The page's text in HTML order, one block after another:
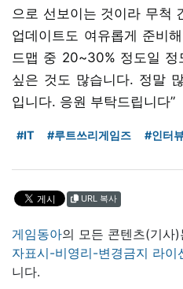
으로 선보이는 것이라 무척
업데이트도 여유롭게 준비
드맵 중 20~30% 정도일 정
싶은 것도 많습니다. 정말
입니다. 응원 부탁드립니다”
#IT #루트쓰리게임즈 #인터
URL 복사
게임동아의 모든 콘텐츠(기사)
자표시-비영리-변경금지 라이
니다.